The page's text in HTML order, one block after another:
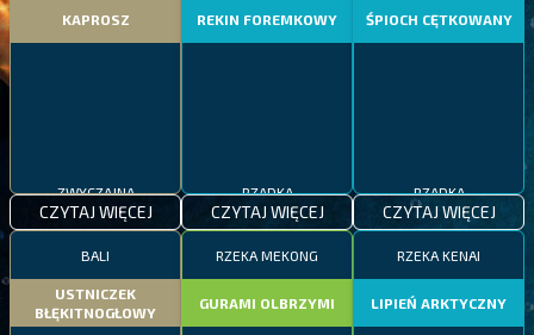
KAPROSZ
ZWYCZAJNA
CZYTAJ WIĘCEJ
REKIN FOREMKOWY
RZADKA
CZYTAJ WIĘCEJ
ŚPIOCH CĘTKOWANY
RZADKA
CZYTAJ WIĘCEJ
BALI
USTNICZEK
BŁĘKITNOGŁOWY
RZEKA MEKONG
GURAMI OLBRZYMI
RZEKA KENAI
LIPIEŃ ARKTYCZNY